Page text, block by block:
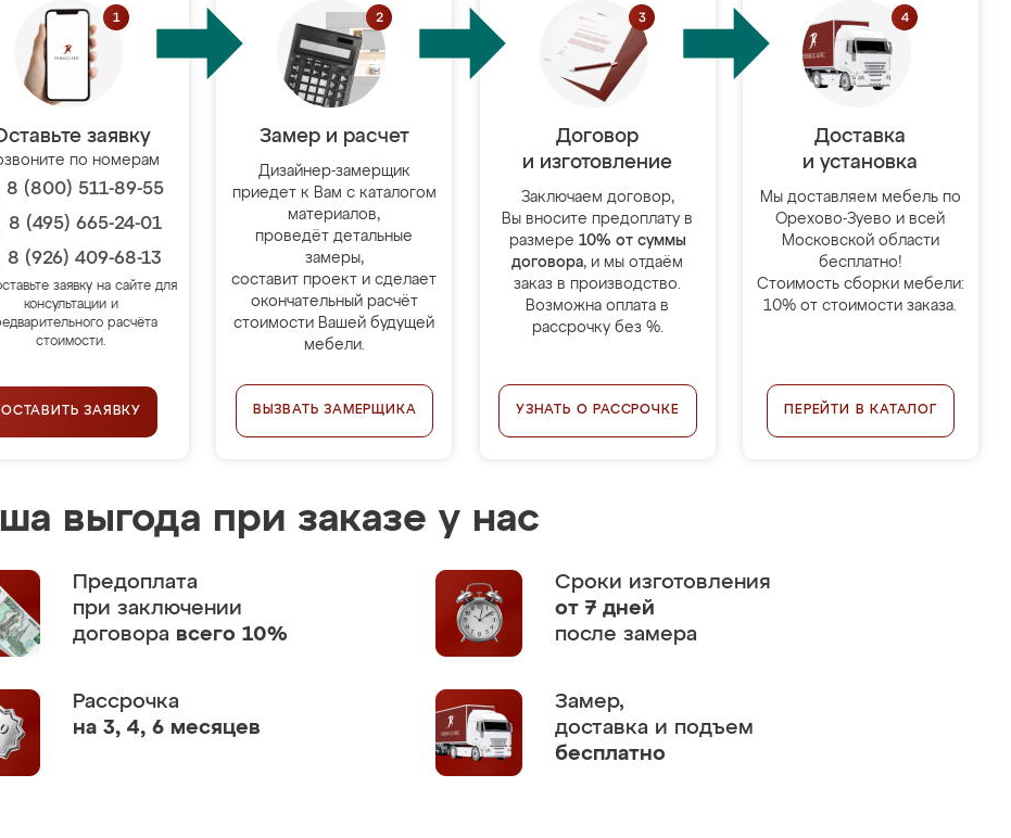
заявку
по номерам
8 (800) 511-89-55
8 (495) 665-24-01
8 (926) 409-68-13
заявку на сайте для
консультации и
расчёта
стоимости.
ОСТАВИТЬ ЗАЯВКУ
Замер и расчет
Дизайнер-замерщик
приедет к Вам с каталогом
материалов,
проведёт детальные
замеры,
составит проект и сделает
окончательный расчёт
стоимости Вашей будущей
мебели.
ВЫЗВАТЬ ЗАМЕРЩИКА
Договор
и изготовление
Заключаем договор,
Вы вносите предоплату в
размере 10% от суммы
договора, и мы отдаём
заказ в производство.
Возможна оплата в
рассрочку без %.
УЗНАТЬ О РАССРОЧКЕ
Доставка
и установка
Мы доставляем мебель по
Орехово-Зуево и всей
Московской области
бесплатно!
Стоимость сборки мебели:
10% от стоимости заказа.
ПЕРЕЙТИ В КАТАЛОГ
выгода при заказе у нас
Предоплата
при заключении
договора всего 10%
Сроки изготовления
от 7 дней
после замера
Рассрочка
на 3, 4, 6 месяцев
Замер,
доставка и подъем
бесплатно